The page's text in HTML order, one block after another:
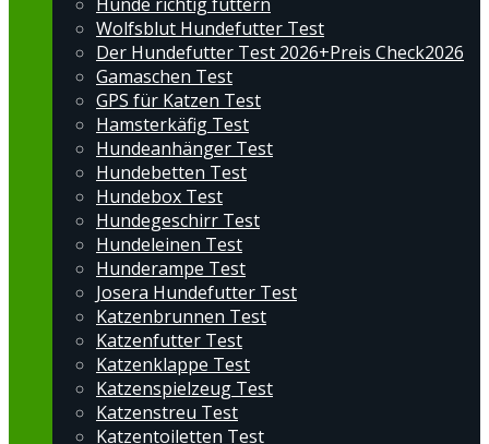
Wolfsblut Hundefutter Test
Der Hundefutter Test 2026+Preis Check2026
Gamaschen Test
GPS für Katzen Test
Hamsterkäfig Test
Hundeanhänger Test
Hundebetten Test
Hundebox Test
Hundegeschirr Test
Hundeleinen Test
Hunderampe Test
Josera Hundefutter Test
Katzenbrunnen Test
Katzenfutter Test
Katzenklappe Test
Katzenspielzeug Test
Katzenstreu Test
Katzentoiletten Test